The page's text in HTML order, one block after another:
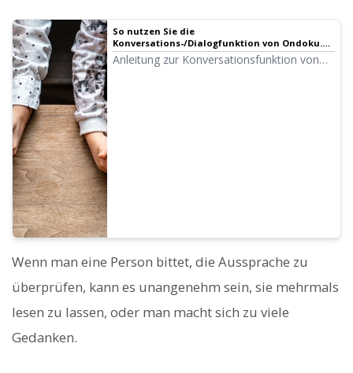
So nutzen Sie die
Konversations-/Dialogfunktion von Ondoku.
Mit Sprachsynthese werden Lehrmaterialien
fürs Hörverstehen und die Erstellung langer
Anleitung zur Konversationsfunktion von
Wenn man eine Person bittet, die Aussprache zu
überprüfen, kann es unangenehm sein, sie mehrmals
lesen zu lassen, oder man macht sich zu viele
Gedanken.